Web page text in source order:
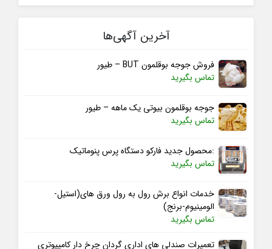
آخرین آگهی‌ها
فروش جوجه بوقلمون BUT – طیور
تماس بگیرید
جوجه بوقلمون بیوتی یک ماهه – طیور
تماس بگیرید
:محصول جدید فارکو دستگاه پرس پنوماتیک
تماس بگیرید
خدمات انواع برش رول به رول ورق های(استیل-
الومینیوم-برنج)
تماس بگیرید
تعمیرات صندلی های اداری گردان چرخ دار کامپیوتری